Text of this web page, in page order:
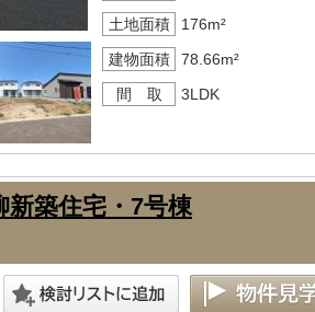
土地面積
176m²
建物面積
78.66m²
間 取
3LDK
新築住宅・7号棟